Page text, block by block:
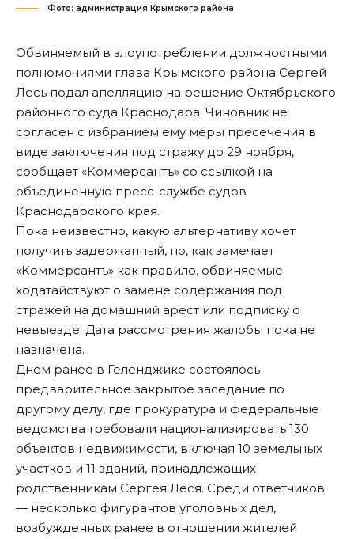
Фото: администрация Крымского района
Обвиняемый в злоупотреблении должностными
полномочиями глава Крымского района Сергей
Лесь подал апелляцию на решение Октябрьского
районного суда Краснодара. Чиновник не
согласен с избранием ему меры пресечения в
виде заключения под стражу до 29 ноября,
сообщает «Коммерсантъ» со ссылкой на
объединенную пресс-службе судов
Краснодарского края.
Пока неизвестно, какую альтернативу хочет
получить задержанный, но, как замечает
«Коммерсантъ» как правило, обвиняемые
ходатайствуют о замене содержания под
стражей на домашний арест или подписку о
невыезде. Дата рассмотрения жалобы пока не
назначена.
Днем ранее в Геленджике состоялось
предварительное закрытое заседание по
другому делу, где прокуратура и федеральные
ведомства требовали национализировать 130
объектов недвижимости, включая 10 земельных
участков и 11 зданий, принадлежащих
родственникам Сергея Леся. Среди ответчиков
— несколько фигурантов уголовных дел,
возбужденных ранее в отношении жителей